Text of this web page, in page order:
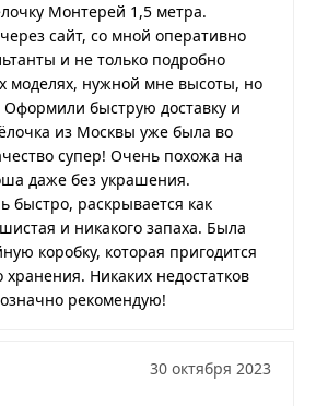
Монтерей 1,5 метра.
сайт, со мной оперативно
и не только подробно
моделях, нужной мне высоты, но
Оформили быструю доставку и
из Москвы уже была во
супер! Очень похожа на
даже без украшения.
быстро, раскрывается как
и никакого запаха. Была
коробку, которая пригодится
Никаких недостатков
рекомендую!
30 октября 2023